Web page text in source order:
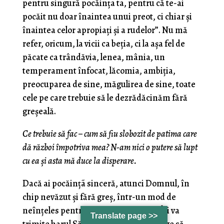
pentru singură pocăinţa ta, pentru că te-ai
pocăit nu doar înaintea unui preot, ci chiar şi
înaintea celor apropiaţi şi a rudelor”. Nu mă
refer, oricum, la vicii ca beţia, ci la aşa fel de
păcate ca trândăvia, lenea, mânia, un
temperament înfocat, lăcomia, ambiţia,
preocuparea de sine, măgulirea de sine, toate
cele pe care trebuie să le dezrădăcinăm fără
greşeală.
Ce trebuie să fac – cum să fiu slobozit de patima care
dă război împotriva mea? N-am nici o putere să lupt
cu eaşi asta mă duce la disperare.
Dacă ai pocăinţã sinceră, atunci Domnul, în
chip nevăzut şi fără greş, într-un mod de
neînţeles pentru cel ce se pocăieşte, Îşi va
Translate page >>